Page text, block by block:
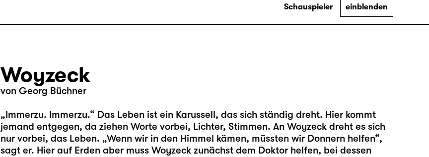
Schauspieler einblenden
Woyzeck
von Georg Büchner
„Immerzu. Immerzu.“ Das Leben ist ein Karussell, das sich ständig dreht. Hier kommt
jemand entgegen, da ziehen Worte vorbei, Lichter, Stimmen. An Woyzeck dreht es sich
nur vorbei, das Leben. „Wenn wir in den Himmel kämen, müssten wir Donnern helfen“,
sagt er. Hier auf Erden aber muss Woyzeck zunächst dem Doktor helfen, bei dessen